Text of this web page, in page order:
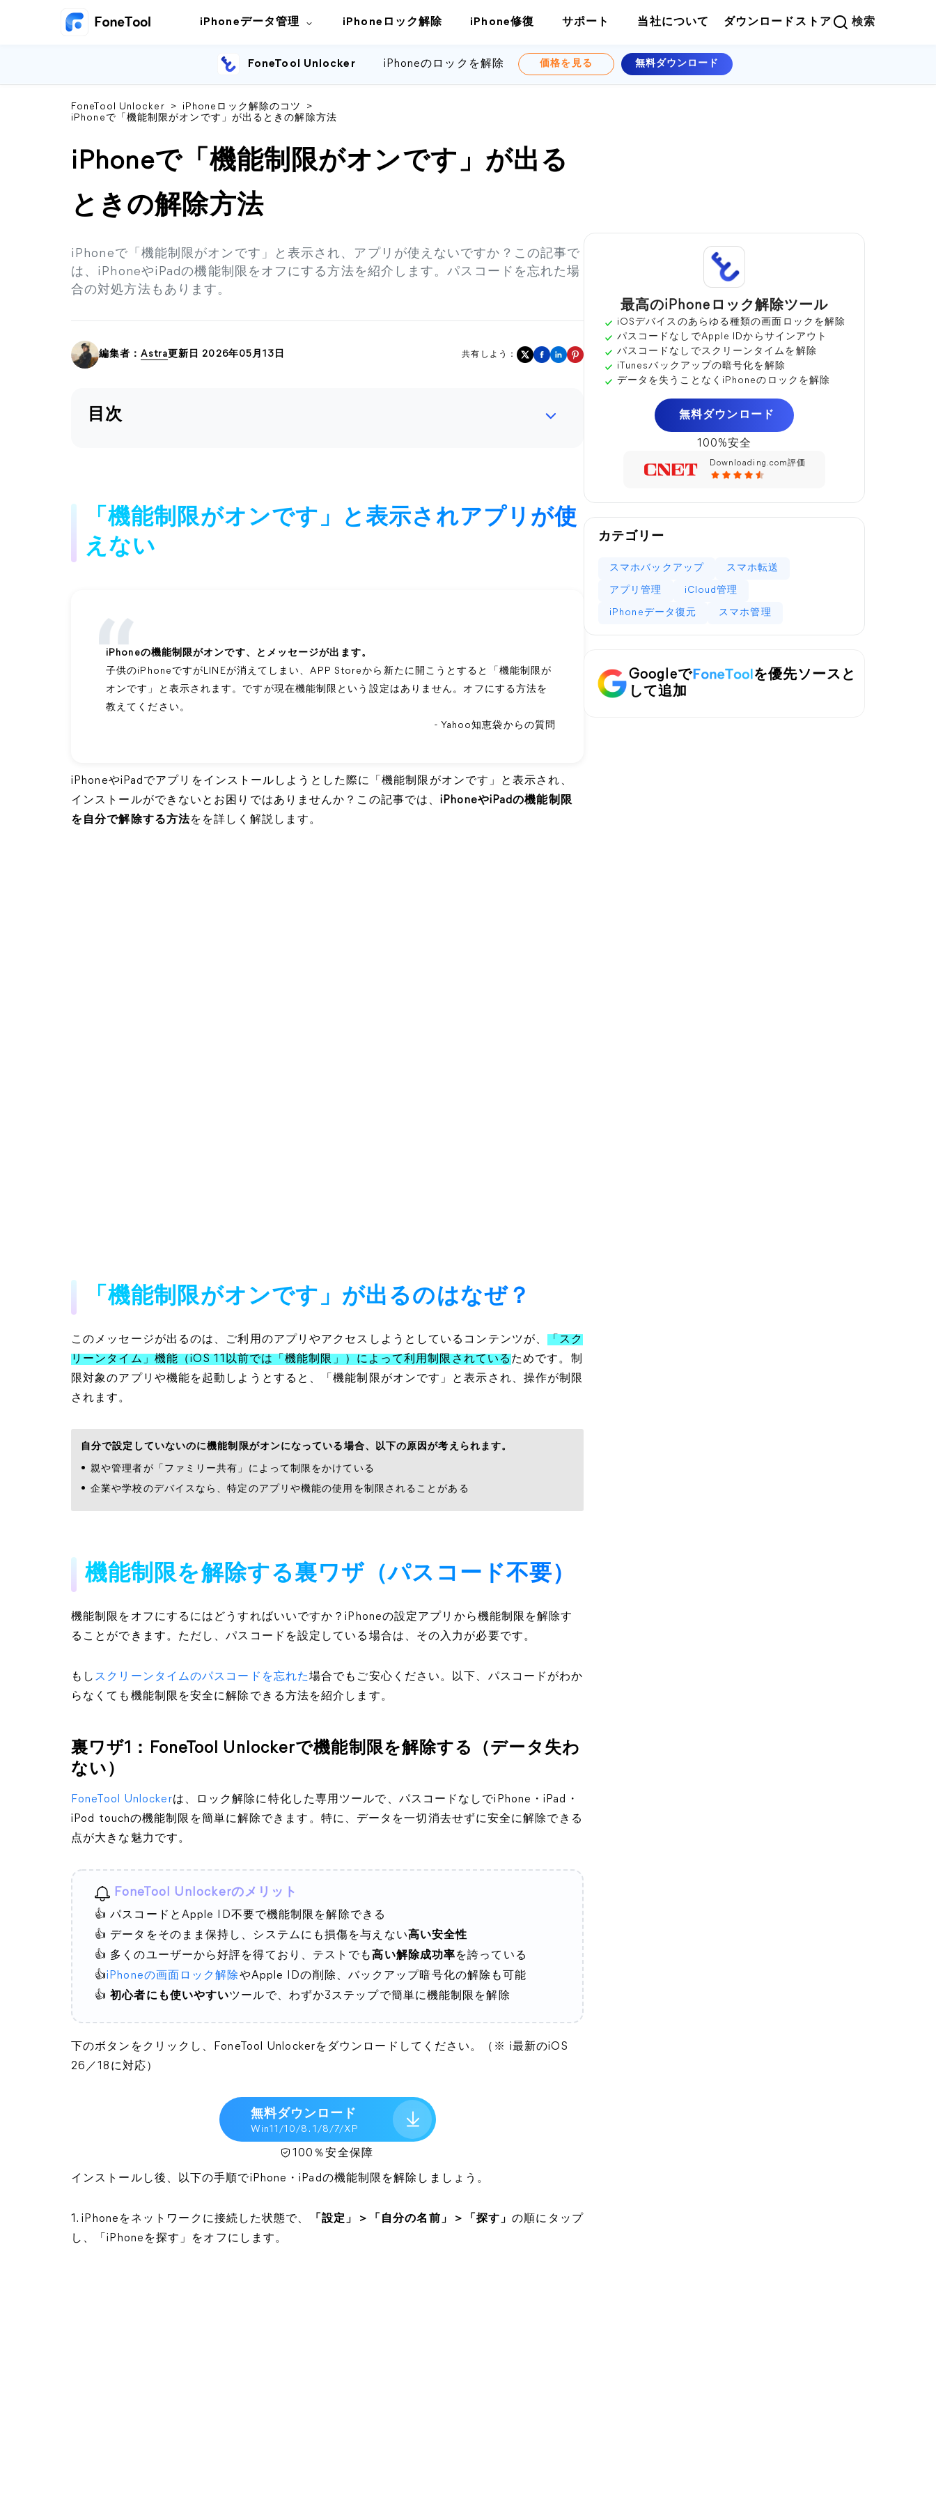
iPhoneデータ管理 iPhoneロック解除 iPhone修復 サポート 当社について ダウンロード ストア 検索
FoneTool Unlocker iPhoneのロックを解除 価格を見る 無料ダウンロード
FoneTool Unlocker > iPhoneロック解除のコツ
>
iPhoneで「機能制限がオンです」が出るときの解除方法
iPhoneで「機能制限がオンです」が出る
ときの解除方法
iPhoneで「機能制限がオンです」と表示され、アプリが使えないですか？この記事で
は、iPhoneやiPadの機能制限をオフにする方法を紹介します。パスコードを忘れた場
合の対処方法もあります。
編集者：Astra更新日 2026年05月13日 共有しよう：
目次
「機能制限がオンです」と表示されアプリが使
えない
iPhoneの機能制限がオンです、とメッセージが出ます。
子供のiPhoneですがLINEが消えてしまい、APP Storeから新たに開こうとすると「機能制限が
オンです」と表示されます。ですが現在機能制限という設定はありません。オフにする方法を
教えてください。
- Yahoo知恵袋からの質問
iPhoneやiPadでアプリをインストールしようとした際に「機能制限がオンです」と表示され、
インストールができないとお困りではありませんか？この記事では、iPhoneやiPadの機能制限
を自分で解除する方法をを詳しく解説します。
「機能制限がオンです」が出るのはなぜ？
このメッセージが出るのは、ご利用のアプリやアクセスしようとしているコンテンツが、
「スク
リーンタイム」機能（iOS 11以前では「機能制限」）によって利用制限されている ためです。制
限対象のアプリや機能を起動しようとすると、「機能制限がオンです」と表示され、操作が制限
されます。
自分で設定していないのに機能制限がオンになっている場合、以下の原因が考えられます。
親や管理者が「ファミリー共有」によって制限をかけている
企業や学校のデバイスなら、特定のアプリや機能の使用を制限されることがある
機能制限を解除する裏ワザ（パスコード不要）
機能制限をオフにするにはどうすればいいですか？iPhoneの設定アプリから機能制限を解除す
ることができます。ただし、パスコードを設定している場合は、その入力が必要です。
もし スクリーンタイムのパスコードを忘れた場合でもご安心ください。以下、パスコードがわか
らなくても機能制限を安全に解除できる方法を紹介します。
裏ワザ1：FoneTool Unlockerで機能制限を解除する（データ失わ
ない）
FoneTool Unlockerは、ロック解除に特化した専用ツールで、パスコードなしでiPhone・iPad・
iPod touchの機能制限を簡単に解除できます。特に、データを一切消去せずに安全に解除できる
点が大きな魅力です。
FoneTool Unlockerのメリット
👍 パスコードとApple ID不要で機能制限を解除できる
👍 データをそのまま保持し、システムにも損傷を与えない高い安全性
👍 多くのユーザーから好評を得ており、テストでも 高い解除成功率を誇っている
👍iPhoneの画面ロック解除やApple IDの削除、バックアップ暗号化の解除も可能
👍初心者にも使いやすいツールで、わずか3ステップで簡単に機能制限を解除
下のボタンをクリックし、FoneTool Unlockerをダウンロードしてください。（※ i最新のiOS
26／18に対応）
無料ダウンロード
Win11/10/8. 1/8/7/XP
100％安全保障
インストールし後、以下の手順でiPhone・iPadの機能制限を解除しましょう。
1. iPhoneをネットワークに接続した状態で、 「設定」＞「自分の名前」＞「探す」の順にタップ
し、「iPhoneを探す」をオフにします。
最高のiPhoneロック解除ツール
iOSデバイスのあらゆる種類の画面ロックを解除
パスコードなしでApple IDからサインアウト
パスコードなしでスクリーンタイムを解除
iTunesバックアップの暗号化を解除
データを失うことなくiPhoneのロックを解除
無料ダウンロード
100%安全
Downloading.com評価
カテゴリー
スマホバックアップ スマホ転送
アプリ管理 iCloud管理
iPhoneデータ復元 スマホ管理
Googleで
を優先ソースと
して追加